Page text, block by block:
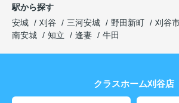
駅から探す
安城
刈谷 三河安城 野田新町 刈谷
南安城
知立 逢妻 牛田
クラスホーム刈谷店